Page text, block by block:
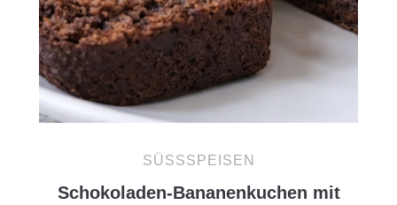
SÜSSSPEISEN
Schokoladen-Bananenkuchen mit